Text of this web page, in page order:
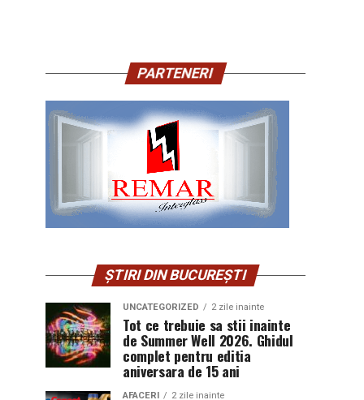
PARTENERI
ȘTIRI DIN BUCUREȘTI
UNCATEGORIZED 2 zile inainte
Tot ce trebuie sa stii inainte
de Summer Well 2026. Ghidul
complet pentru editia
aniversara de 15 ani
AFACERI 2 zile inainte